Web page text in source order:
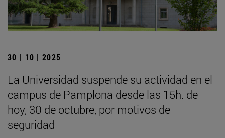
30 | 10 | 2025
La Universidad suspende su actividad en el
campus de Pamplona desde las 15h. de
hoy, 30 de octubre, por motivos de
seguridad